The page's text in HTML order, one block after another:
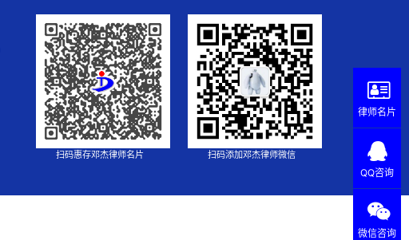
扫码惠存邓杰律师名片 扫码添加邓杰律师微信
律师名片
QQ咨询
微信咨询